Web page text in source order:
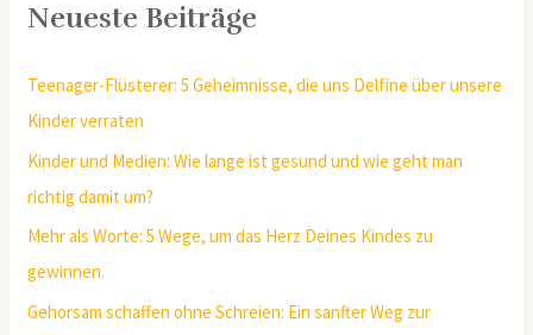
Neueste Beiträge
Teenager-Flüsterer: 5 Geheimnisse, die uns Delfine über unsere
Kinder verraten
Kinder und Medien: Wie lange ist gesund und wie geht man
richtig damit um?
Mehr als Worte: 5 Wege, um das Herz Deines Kindes zu
gewinnen.
Gehorsam schaffen ohne Schreien: Ein sanfter Weg zur